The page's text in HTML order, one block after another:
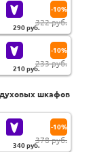
290руб.
322 руб.
-10%
210руб.
233 руб.
-10%
духовых шкафов
340руб.
378 руб.
-10%